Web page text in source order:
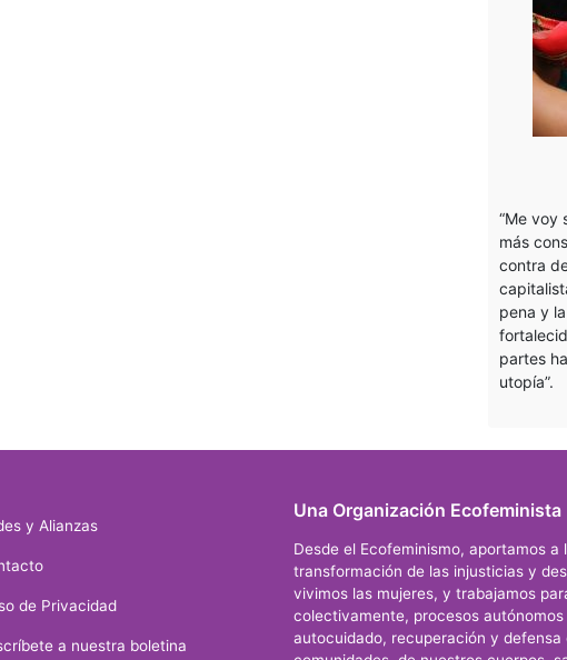
“Me voy
más
contra
pena y
partes
utopía”.
y Alianzas
de Privacidad
a nuestra boletina
Una Organización Ecofeminista
Desde el Ecofeminismo, aportamos a
transformación de las injusticias y
vivimos las mujeres, y trabajamos
colectivamente, procesos autónomos
autocuidado, recuperación y defensa